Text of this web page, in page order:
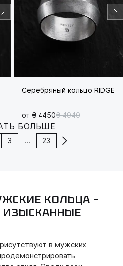
Серебряный кольцо RIDGE
от ₴ 4450₴ 4940
БОЛЬШЕ
3 ... 23
КОЛЬЦА –
в мужских